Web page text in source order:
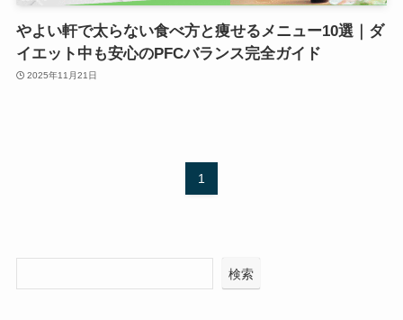
やよい軒で太らない食べ方と痩せるメニュー10選｜ダ
イエット中も安心のPFCバランス完全ガイド
2025年11月21日
1
検索